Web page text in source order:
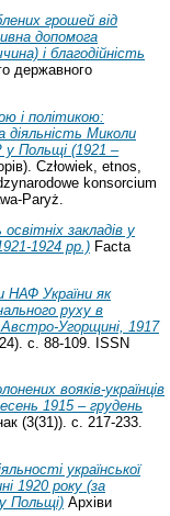
грошей від
допомога
і благодійність
державного
і політикою:
діяльність Миколи
у Польщі (1921 –
Człowiek, etnos,
konsorcium
Paryż.
закладів у
1924 рр.) Facta
НАФ України як
руху в
Австро-Угорщині, 1917
с. 88-109. ISSN
вояків-українців
1915 – грудень
(3(31)). с. 217-233.
української
1920 року (за
Польщі) Архіви